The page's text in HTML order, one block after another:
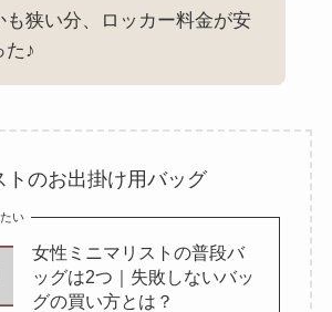
も狭い分、ロッカー料金が安
た♪
のお出掛け用バッグ
い
女性ミニマリストの普段バ
ッグは2つ｜失敗しないバッ
グの買い方とは？